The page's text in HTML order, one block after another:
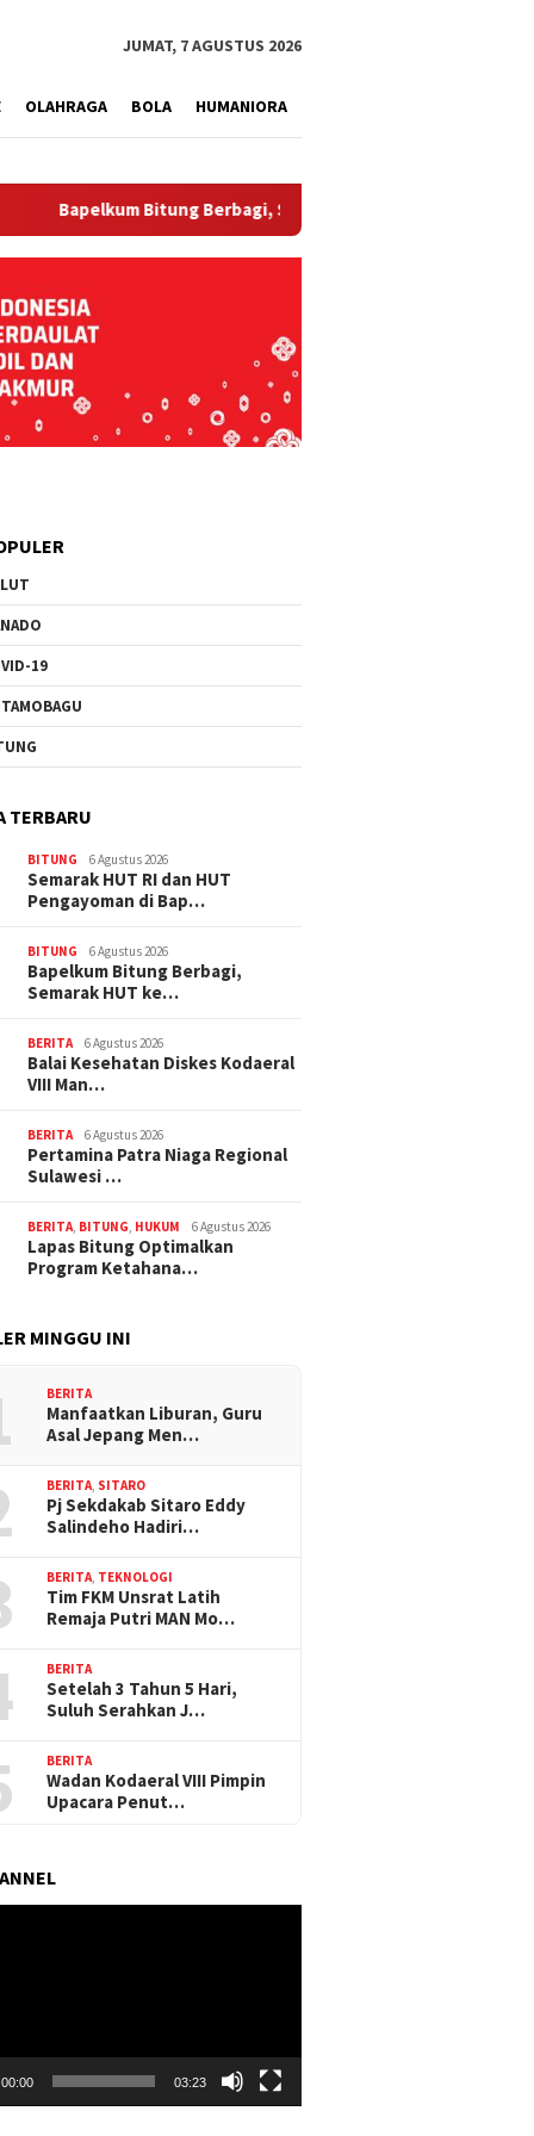
JUMAT, 7 AGUSTUS 2026
OLAHRAGA BOLA HUMANIORA
Bitung Berbagi, Semarak HUT ke-81 RI dan Hari
19
TERBARU
BITUNG 6 Agustus 2026
Semarak HUT RI dan HUT
Pengayoman di Bap…
BITUNG 6 Agustus 2026
‎Bapelkum Bitung Berbagi,
Semarak HUT ke…
BERITA 6 Agustus 2026
Balai Kesehatan Diskes Kodaeral
VIII Man…
BERITA 6 Agustus 2026
Pertamina Patra Niaga Regional
Sulawesi …
BERITA BITUNG HUKUM 6 Agustus 2026
Lapas Bitung Optimalkan
Program Ketahana…
MINGGU INI
BERITA
Manfaatkan Liburan, Guru
Asal Jepang Men…
BERITA SITARO
Pj Sekdakab Sitaro Eddy
Salindeho Hadiri…
BERITA TEKNOLOGI
Tim FKM Unsrat Latih
Remaja Putri MAN Mo…
BERITA
Setelah 3 Tahun 5 Hari,
Suluh Serahkan J…
BERITA
Wadan Kodaeral VIII Pimpin
Upacara Penut…
00:00 03:23